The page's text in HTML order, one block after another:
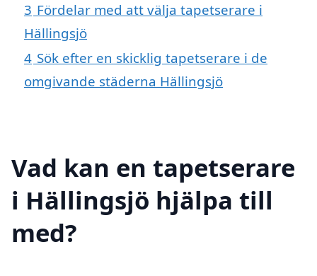
3 Fördelar med att välja tapetserare i
Hällingsjö
4 Sök efter en skicklig tapetserare i de
omgivande städerna Hällingsjö
Vad kan en tapetserare
i Hällingsjö hjälpa till
med?